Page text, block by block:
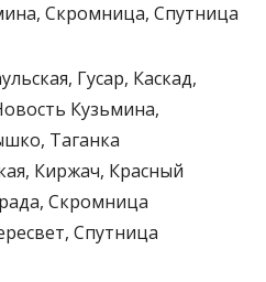
Скромница, Спутница
Гусар, Каскад,
Кузьмина,
Таганка
Киржач, Красный
Скромница
Спутница